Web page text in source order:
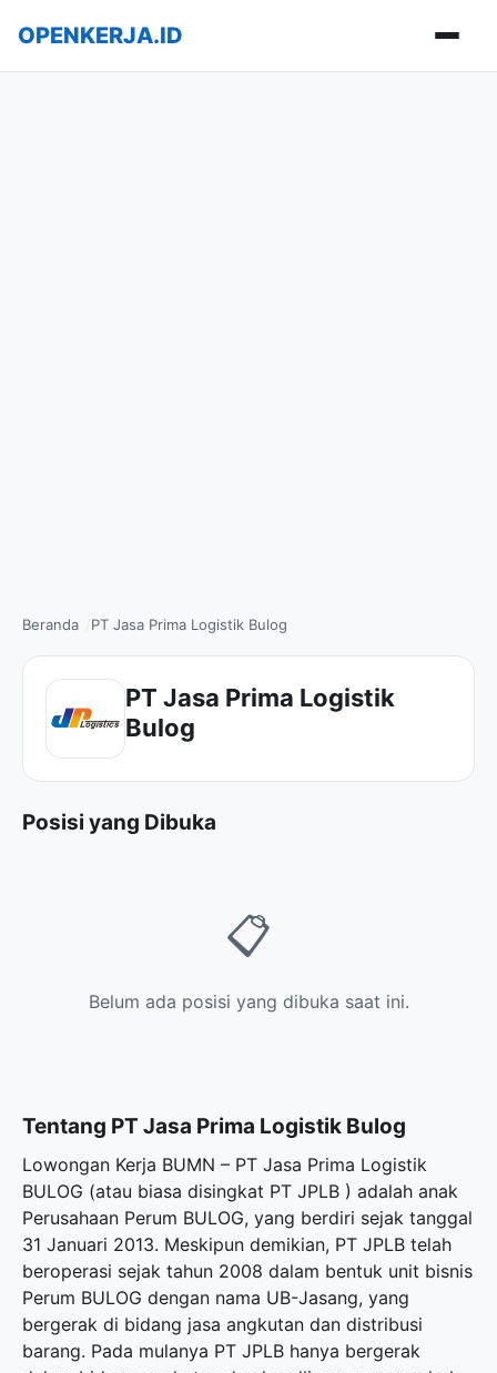
OPENKERJA.ID
Beranda PT Jasa Prima Logistik Bulog
PT Jasa Prima Logistik
Bulog
Posisi yang Dibuka
📋
Belum ada posisi yang dibuka saat ini.
Tentang PT Jasa Prima Logistik Bulog
Lowongan Kerja BUMN – PT Jasa Prima Logistik
BULOG (atau biasa disingkat PT JPLB ) adalah anak
Perusahaan Perum BULOG, yang berdiri sejak tanggal
31 Januari 2013. Meskipun demikian, PT JPLB telah
beroperasi sejak tahun 2008 dalam bentuk unit bisnis
Perum BULOG dengan nama UB-Jasang, yang
bergerak di bidang jasa angkutan dan distribusi
barang. Pada mulanya PT JPLB hanya bergerak